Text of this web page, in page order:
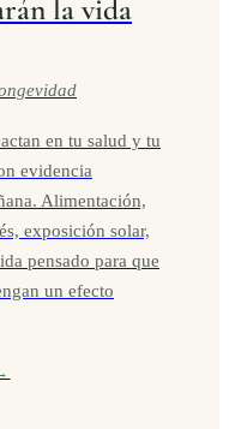
la vida
en tu salud y tu
evidencia
Alimentación,
exposición solar,
pensado para que
un efecto